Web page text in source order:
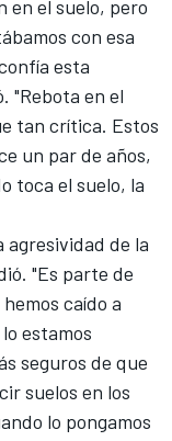
en el suelo, pero
con esa
esta
"Rebota en el
tan crítica. Estos
un par de años,
toca el suelo, la
agresividad de la
"Es parte de
caído a
estamos
seguros de que
suelos en los
lo pongamos